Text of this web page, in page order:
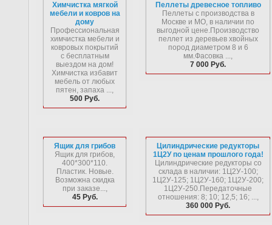
Химчистка мягкой
мебели и ковров на
дому
Профессиональная
химчистка мебели и
ковровых покрытий
с бесплатным
выездом на дом!
Химчистка избавит
мебель от любых
пятен, запаха ...,
500 Руб.
Пеллеты древесное топливо
Пеллеты с производства в
Москве и МО, в наличии по
выгодной цене.Производство
пеллет из деревьев хвойных
пород диаметром 8 и 6
мм.Фасовка ...,
7 000 Руб.
Ящик для грибов
Ящик для грибов,
400*300*110.
Пластик. Новые.
Возможна скидка
при заказе...,
45 Руб.
Цилиндрические редукторы
1Ц2У по ценам прошлого года!
Цилиндрические редукторы со
склада в наличии: 1Ц2У-100;
1Ц2У-125; 1Ц2У-160; 1Ц2У-200;
1Ц2У-250.Передаточные
отношения: 8; 10; 12,5; 16; ...,
360 000 Руб.